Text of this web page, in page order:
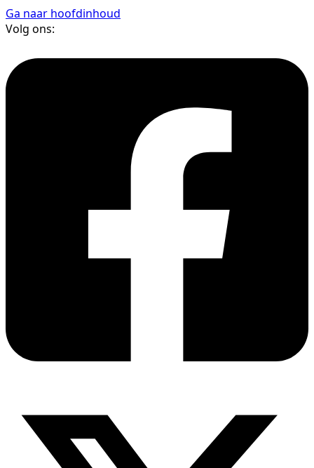
Ga naar hoofdinhoud
Volg ons: